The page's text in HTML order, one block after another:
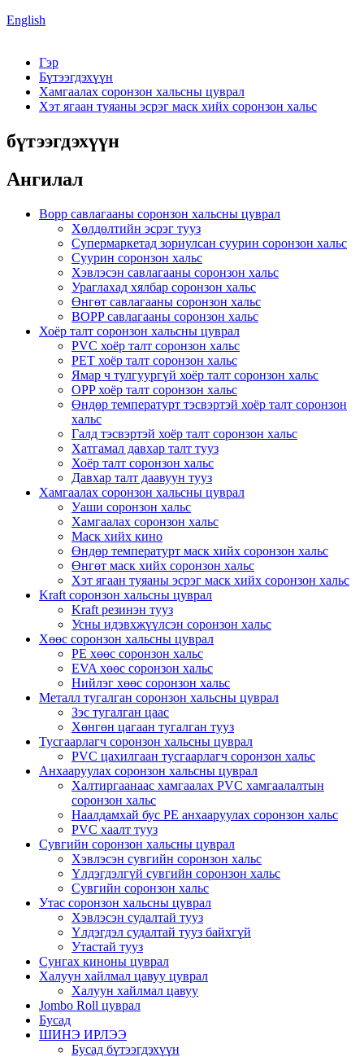
English
Гэр
Бүтээгдэхүүн
Хамгаалах соронзон хальсны цуврал
Хэт ягаан туяаны эсрэг маск хийх соронзон хальс
бүтээгдэхүүн
Ангилал
Bopp савлагааны соронзон хальсны цуврал
Хөлдөлтийн эсрэг тууз
Супермаркетад зориулсан суурин соронзон хальс
Суурин соронзон хальс
Хэвлэсэн савлагааны соронзон хальс
Ураглахад хялбар соронзон хальс
Өнгөт савлагааны соронзон хальс
BOPP савлагааны соронзон хальс
Хоёр талт соронзон хальсны цуврал
PVC хоёр талт соронзон хальс
PET хоёр талт соронзон хальс
Ямар ч тулгуургүй хоёр талт соронзон хальс
OPP хоёр талт соронзон хальс
Өндөр температурт тэсвэртэй хоёр талт соронзон
хальс
Галд тэсвэртэй хоёр талт соронзон хальс
Хатгамал давхар талт тууз
Хоёр талт соронзон хальс
Давхар талт даавуун тууз
Хамгаалах соронзон хальсны цуврал
Уаши соронзон хальс
Хамгаалах соронзон хальс
Маск хийх кино
Өндөр температурт маск хийх соронзон хальс
Өнгөт маск хийх соронзон хальс
Хэт ягаан туяаны эсрэг маск хийх соронзон хальс
Kraft соронзон хальсны цуврал
Kraft резинэн тууз
Усны идэвхжүүлсэн соронзон хальс
Хөөс соронзон хальсны цуврал
PE хөөс соронзон хальс
EVA хөөс соронзон хальс
Нийлэг хөөс соронзон хальс
Металл тугалган соронзон хальсны цуврал
Зэс тугалган цаас
Хөнгөн цагаан тугалган тууз
Тусгаарлагч соронзон хальсны цуврал
PVC цахилгаан тусгаарлагч соронзон хальс
Анхааруулах соронзон хальсны цуврал
Халтиргаанаас хамгаалах PVC хамгаалалтын
соронзон хальс
Наалдамхай бус PE анхааруулах соронзон хальс
PVC хаалт тууз
Сувгийн соронзон хальсны цуврал
Хэвлэсэн сувгийн соронзон хальс
Үлдэгдэлгүй сувгийн соронзон хальс
Сувгийн соронзон хальс
Утас соронзон хальсны цуврал
Хэвлэсэн судалтай тууз
Үлдэгдэл судалтай тууз байхгүй
Утастай тууз
Сунгах киноны цуврал
Халуун хайлмал цавуу цуврал
Халуун хайлмал цавуу
Jombo Roll цуврал
Бусад
ШИНЭ ИРЛЭЭ
Бусад бүтээгдэхүүн